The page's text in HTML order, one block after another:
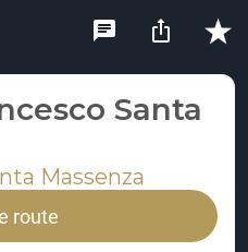
Santa
Massenza
route